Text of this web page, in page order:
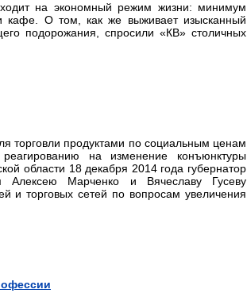
на экономный режим жизни: минимум
кафе. О том, как же выживает изысканный
подорожания, спросили «КВ» столичных
торговли продуктами по социальным ценам
на изменение конъюнктуры
области 18 декабря 2014 года губернатор
Алексею Марченко и Вячеславу Гусеву
и торговых сетей по вопросам увеличения